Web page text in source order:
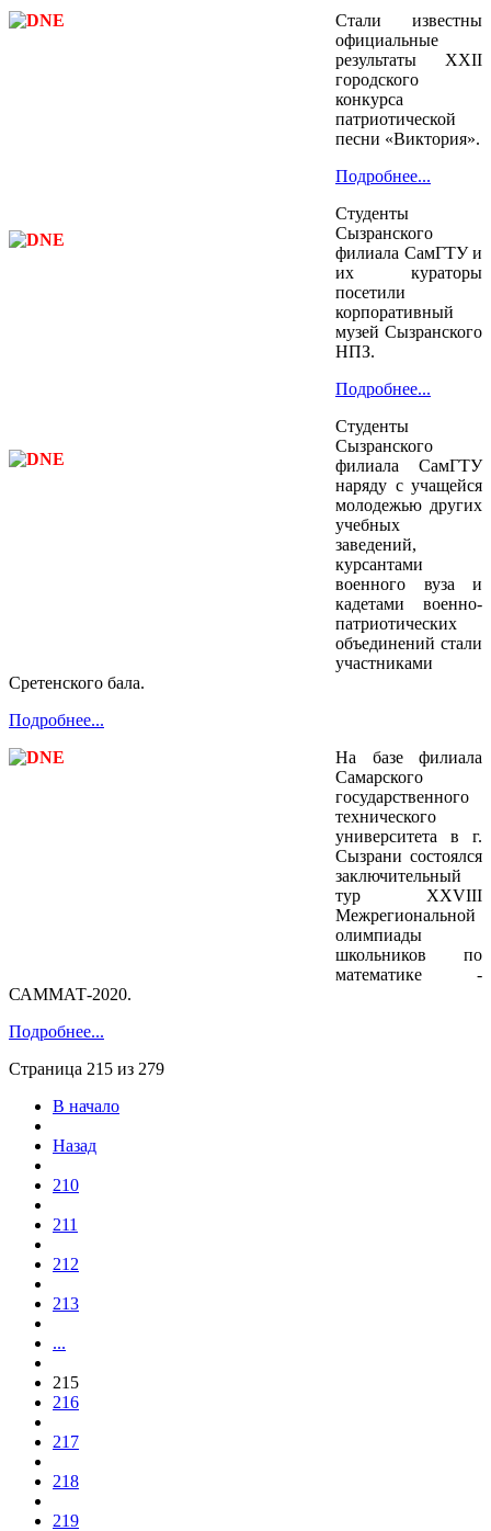
Стали известны
официальные
результаты XXII
городского
конкурса
патриотической
песни «Виктория».
Подробнее...
Студенты
Сызранского
филиала СамГТУ и
их кураторы
посетили
корпоративный
музей Сызранского
НПЗ.
Подробнее...
Студенты
Сызранского
филиала СамГТУ
наряду с учащейся
молодежью других
учебных
заведений,
курсантами
военного вуза и
кадетами военно-
патриотических
объединений стали
участниками
Сретенского бала.
Подробнее...
На базе филиала
Самарского
государственного
технического
университета в г.
Сызрани состоялся
заключительный
тур XXVIII
Межрегиональной
олимпиады
школьников по
математике -
САММАТ-2020.
Подробнее...
Страница 215 из 279
В начало
Назад
210
211
212
213
...
215
216
217
218
219